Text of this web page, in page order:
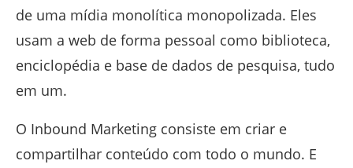
de uma mídia monolítica monopolizada. Eles
usam a web de forma pessoal como biblioteca,
enciclopédia e base de dados de pesquisa, tudo
em um.
O Inbound Marketing consiste em criar e
compartilhar conteúdo com todo o mundo. E